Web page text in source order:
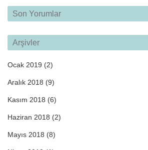
Son Yorumlar
Arşivler
Ocak 2019 (2)
Aralık 2018 (9)
Kasım 2018 (6)
Haziran 2018 (2)
Mayıs 2018 (8)